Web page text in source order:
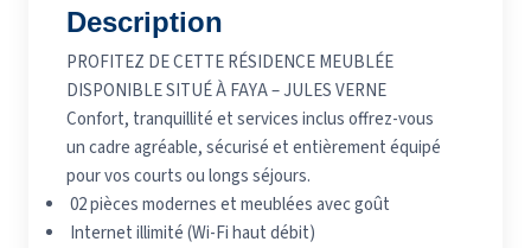
Description
PROFITEZ DE CETTE RÉSIDENCE MEUBLÉE
DISPONIBLE SITUÉ À FAYA – JULES VERNE
Confort, tranquillitéet services inclus offrez-vous
un cadre agréable, sécurisé et entièrement équipé
pour vos courts ou longs séjours.
02 pièces modernes et meublées avec goût
Internet illimité (Wi-Fi haut débit)